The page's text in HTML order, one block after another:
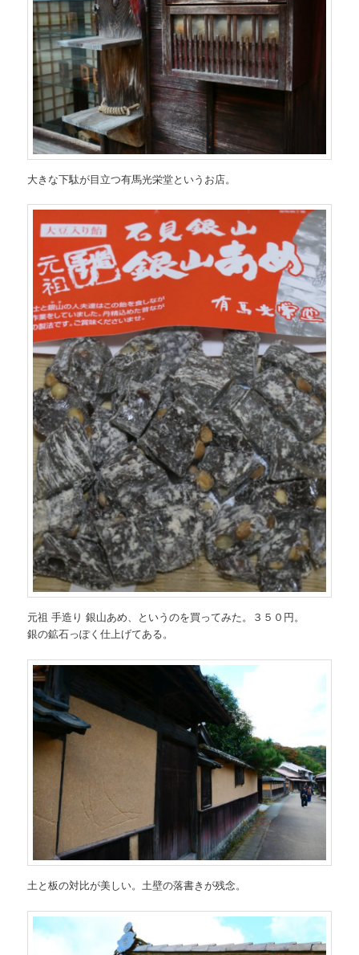
大きな下駄が目立つ有馬光栄堂というお店。
元祖 手造り 銀山あめ、というのを買ってみた。３５０円。
銀の鉱石っぽく仕上げてある。
土と板の対比が美しい。土壁の落書きが残念。